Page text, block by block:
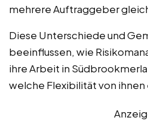
mehrere Auftraggeber
Diese Unterschiede und
beeinflussen, wie
ihre Arbeit in
welche Flexibilität von